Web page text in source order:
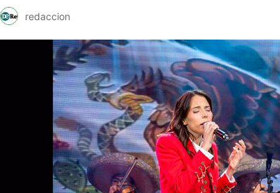
redaccion